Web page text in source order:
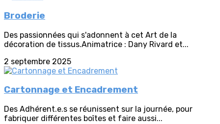
Broderie
Des passionnées qui s'adonnent à cet Art de la
décoration de tissus.Animatrice : Dany Rivard et...
2 septembre 2025
Cartonnage et Encadrement
Des Adhérent.e.s se réunissent sur la journée, pour
fabriquer différentes boîtes et faire aussi...